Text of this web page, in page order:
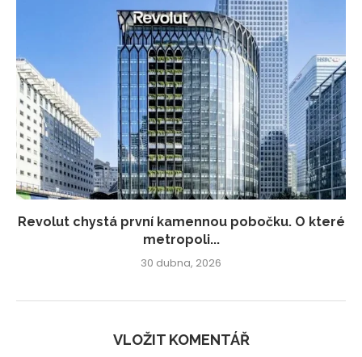
Revolut chystá první kamennou pobočku. O které
metropoli...
30 dubna, 2026
VLOŽIT KOMENTÁŘ